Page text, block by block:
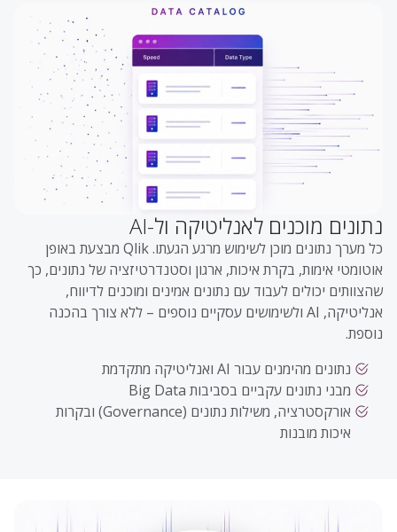
נתונים מוכנים לאנליטיקה ול-AI
כל מערך נתונים מוכן לשימוש מרגע הגעתו. Qlik מבצעת באופן
אוטומטי אימות, בקרת איכות, ארגון וסטנדרטיזציה של נתונים, כך
שהצוותים יכולים לעבוד עם נתונים אמינים ומוכנים לדיווח,
אנליטיקה, AI ולשימושים עסקיים נוספים – ללא צורך בהכנה
נוספת.
נתונים מהימנים עבור AI ואנליטיקה מתקדמת
מבני נתונים עקביים בסביבות Big Data
אורקסטרציה, משילות נתונים (Governance) ובקרות
איכות מובנות